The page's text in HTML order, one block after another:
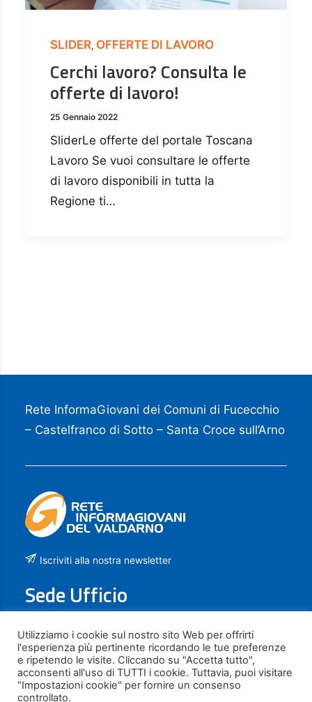
SLIDER, OFFERTE DI LAVORO
Cerchi lavoro? Consulta le
offerte di lavoro!
25 Gennaio 2022
SliderLe offerte del portale Toscana
Lavoro Se vuoi consultare le offerte
di lavoro disponibili in tutta la
Regione ti…
Rete InformaGiovani dei Comuni di Fucecchio
– Castelfranco di Sotto – Santa Croce sull’Arno
Iscriviti alla nostra newsletter
Sede Ufficio
Piazza La Vergine, 21
50054 FUCECCHIO (FI)
Contatti
Utilizziamo i cookie sul nostro sito Web per offrirti
l'esperienza più pertinente ricordando le tue preferenze
e ripetendo le visite. Cliccando su "Accetta tutto",
acconsenti all'uso di TUTTI i cookie. Tuttavia, puoi visitare
"Impostazioni cookie" per fornire un consenso
controllato.